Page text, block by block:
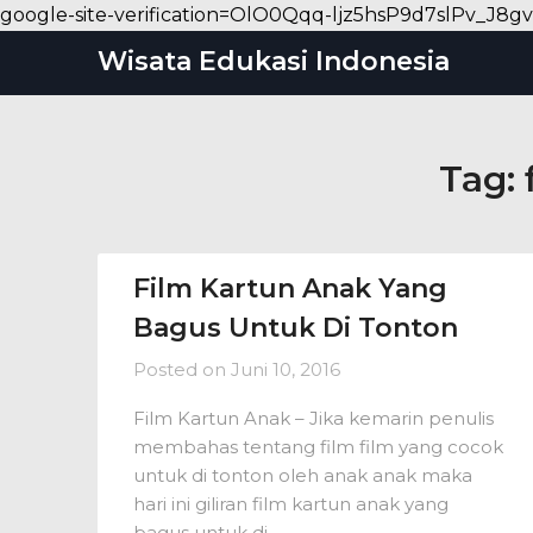
google-site-verification=OlO0Qqq-
Wisata Edukasi Indonesia
Tag:
Film Kartun Anak Yang
Bagus Untuk Di Tonton
Posted on Juni 10, 2016
Film Kartun Anak – Jika kemarin penulis
membahas tentang film film yang cocok
untuk di tonton oleh anak anak maka
hari ini giliran film kartun anak yang